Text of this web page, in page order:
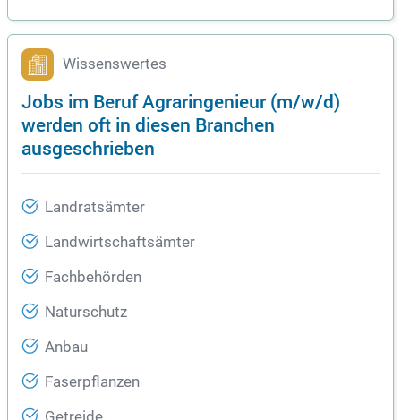
Wissenswertes
Jobs im Beruf Agraringenieur (m/w/d)
werden oft in diesen Branchen
ausgeschrieben
Landratsämter
Landwirtschaftsämter
Fachbehörden
Naturschutz
Anbau
Faserpflanzen